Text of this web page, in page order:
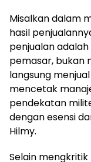
Misalkan dalam
hasil
penjualan
pemasar, bukan
langsung
mencetak
pendekatan
dengan esensi
Hilmy.
Selain